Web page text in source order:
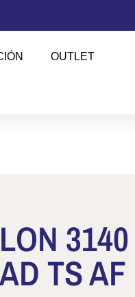
OUTLET
3140
TS AF